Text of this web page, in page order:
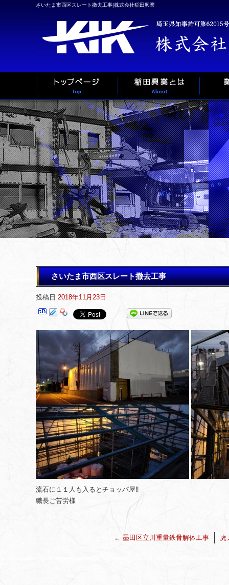
さいたま市西区スレート撤去工事|株式会社稲田興業
さいたま市西区スレート撤去工事
投稿日 2018年11月23日
流石に１１人も入るとチョッパ屋‼️
職長ご苦労様
← 墨田区立川重量鉄骨解体工事 虎